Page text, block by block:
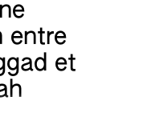
entre
et